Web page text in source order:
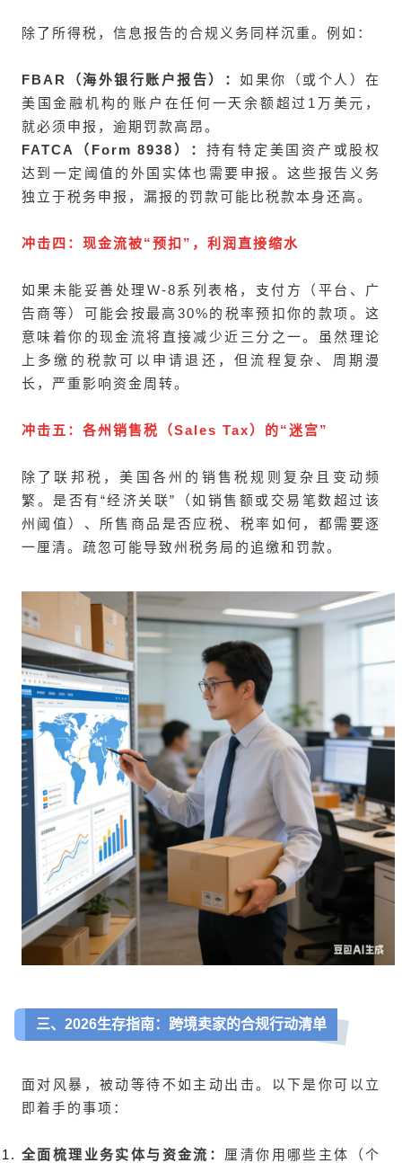
除了所得税，信息报告的合规义务同样沉重。例如：
FBAR（海外银行账户报告）： 如果你（或个人）在
美国金融机构的账户在任何一天余额超过1万美元，
就必须申报，逾期罚款高昂。
FATCA（Form 8938）： 持有特定美国资产或股权
达到一定阈值的外国实体也需要申报。这些报告义务
独立于税务申报，漏报的罚款可能比税款本身还高。
冲击四：现金流被“预扣”，利润直接缩水
如果未能妥善处理W-8系列表格，支付方（平台、广
告商等）可能会按最高30%的税率预扣你的款项。这
意味着你的现金流将直接减少近三分之一。虽然理论
上多缴的税款可以申请退还，但流程复杂、周期漫
长，严重影响资金周转。
冲击五：各州销售税（Sales Tax）的“迷宫”
除了联邦税，美国各州的销售税规则复杂且变动频
繁。是否有“经济关联”（如销售额或交易笔数超过该
州阈值）、所售商品是否应税、税率如何，都需要逐
一厘清。疏忽可能导致州税务局的追缴和罚款。
三、2026生存指南：跨境卖家的合规行动清单
面对风暴，被动等待不如主动出击。以下是你可以立
即着手的事项：
全面梳理业务实体与资金流： 厘清你用哪些主体（个